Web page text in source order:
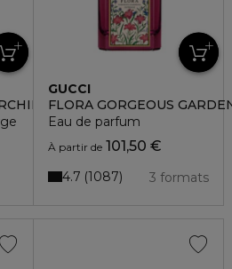
INTENSE
GUCCI
FLORA GORGEOUS
Eau de parfum
À partir de101,50 €
3 formats
4.7 1087